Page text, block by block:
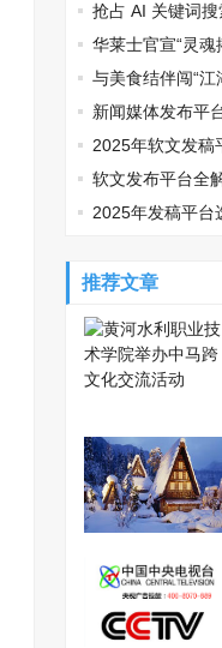
果的完美转化
抢占 AI 关键词
销新逻辑
华莱士官宣“灵
鸡可乐邀您观战
与美食结伴闯“
线新闻媒体发布平
媒传播的精准路径
2025年软文发稿
段适配指南
软文发布平台全
你的传播利器
2025年发稿平台
推荐文章